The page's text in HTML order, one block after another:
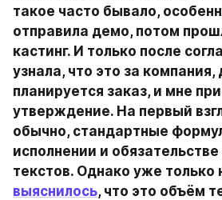
такое часто бывало,
отправила демо, потом
кастинг. И только после
узнала, что это за компания,
планируется заказ, и мне
утверждение. На первый
обычно, стандартные
исполнении и
выяснилось, что это объём